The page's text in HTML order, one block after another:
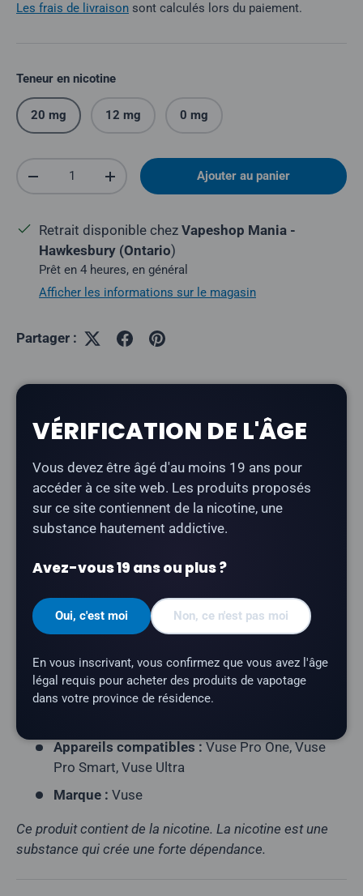
Les frais de livraison sont calculés lors du paiement.
Teneur en nicotine
20 mg 12 mg 0 mg
Quantité
Réduire la quantitéAugmenter la quantitéAjouter au panier
Retrait disponible chez Vapeshop Mania -
Hawkesbury (Ontario)
Prêt en 4 heures, en général
Afficher les informations sur le magasin
Partager :
Description
Lepack de 2 pods Vuse « Golden Tobacco »offre
une saveur douce de tabac doré. Compatible avec
tous les appareils Vuse.
Type de produit :Pod fermé prérempli
Contenu du paquet :2 dosettes par paquet
Teneur en nicotine :20 mg/ml
par cartouche
Résistance de la résistance :
Appareils compatibles : Vuse Pro One, Vuse
Pro Smart, Vuse Ultra
Marque : Vuse
Ce produit contient de la nicotine. La nicotine est une
substance qui crée une forte dépendance.
VÉRIFICATION DE L'ÂGE
Vous devez être âgé d'au moins 19 ans pour
accéder à ce site web. Les produits proposés
sur ce site contiennent de la nicotine, une
substance hautement addictive.
Avez-vous 19 ans ou plus ?
Oui, c'est moi Non, ce n'est pas moi
En vous inscrivant, vous confirmez que vous avez l'âge
légal requis pour acheter des produits de vapotage
dans votre province de résidence.